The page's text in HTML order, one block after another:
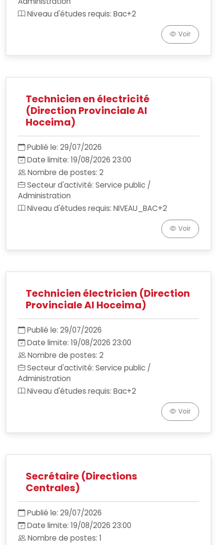
Niveau d'études requis: Bac+2
Voir
Technicien en électricité
(Direction Provinciale Al
Hoceima)
Publié le: 29/07/2026
Date limite: 19/08/2026 23:00
Nombre de postes: 2
Secteur d'activité: Service public /
Administration
Niveau d'études requis: NIVEAU_BAC+2
Voir
Technicien électricien (Direction
Provinciale Al Hoceima)
Publié le: 29/07/2026
Date limite: 19/08/2026 23:00
Nombre de postes: 2
Secteur d'activité: Service public /
Administration
Niveau d'études requis: Bac+2
Voir
Secrétaire (Directions
Centrales)
Publié le: 29/07/2026
Date limite: 19/08/2026 23:00
Nombre de postes: 1